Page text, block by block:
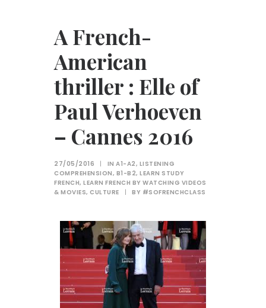
A French-
American
thriller : Elle of
Paul Verhoeven
– Cannes 2016
27/05/2016 | IN A1-A2, LISTENING
COMPREHENSION, B1-B2, LEARN STUDY
FRENCH, LEARN FRENCH BY WATCHING VIDEOS
& MOVIES, CULTURE | BY #SOFRENCHCLASS